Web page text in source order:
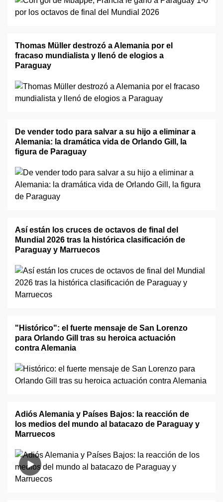
Thomas Müller destrozó a Alemania por el
fracaso mundialista y llenó de elogios a
Paraguay
De vender todo para salvar a su hijo a eliminar a
Alemania: la dramática vida de Orlando Gill, la
figura de Paraguay
Así están los cruces de octavos de final del
Mundial 2026 tras la histórica clasificación de
Paraguay y Marruecos
"Histórico": el fuerte mensaje de San Lorenzo
para Orlando Gill tras su heroica actuación
contra Alemania
Adiós Alemania y Países Bajos: la reacción de
los medios del mundo al batacazo de Paraguay y
Marruecos